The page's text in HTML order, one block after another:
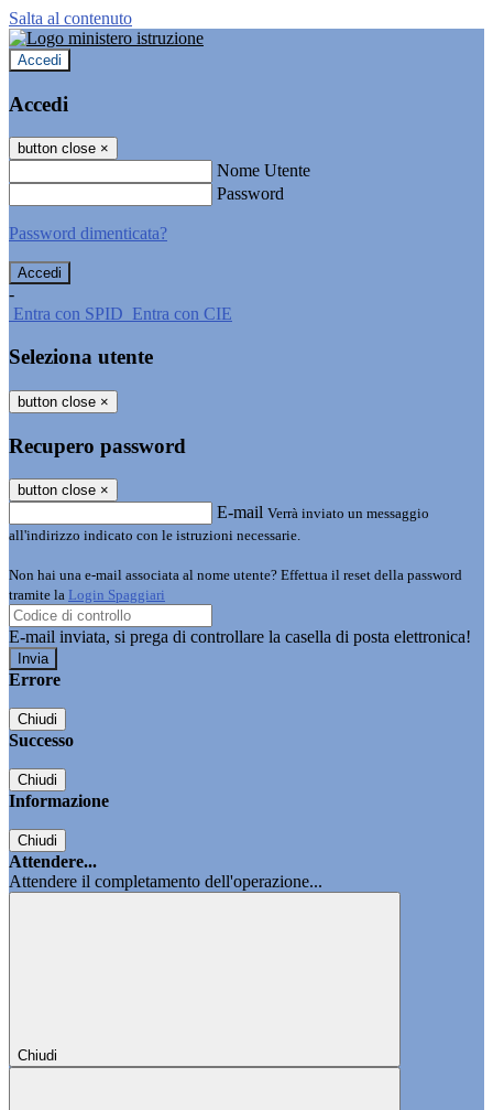
Salta al contenuto
Accedi
Accedi
button close ×
Nome Utente
Password
Password dimenticata?
-
Entra con SPID Entra con CIE
Seleziona utente
button close ×
Recupero password
button close ×
E-mail Verrà inviato un messaggio
all'indirizzo indicato con le istruzioni necessarie.
Non hai una e-mail associata al nome utente? Effettua il reset della password
tramite la Login Spaggiari
E-mail inviata, si prega di controllare la casella di posta elettronica!
Errore
Chiudi
Successo
Chiudi
Informazione
Chiudi
Attendere...
Attendere il completamento dell'operazione...
Chiudi